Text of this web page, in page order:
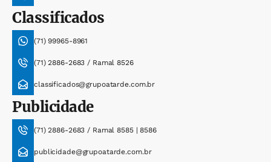
Classificados
(71) 99965-8961
(71) 2886-2683 / Ramal 8526
classificados@grupoatarde.com.br
Publicidade
(71) 2886-2683 / Ramal 8585 | 8586
publicidade@grupoatarde.com.br